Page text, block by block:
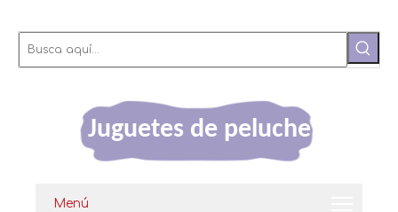
Juguetes de peluche
Menú